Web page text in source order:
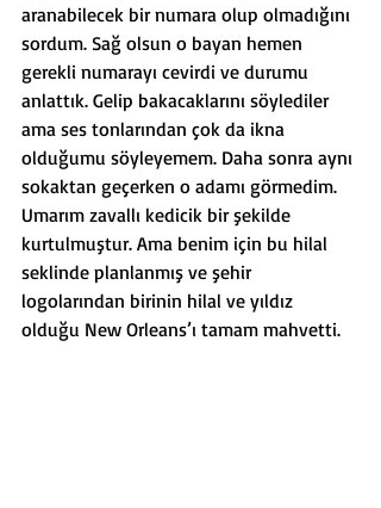
aranabilecek bir numara olup olmadığını
sordum. Sağ olsun o bayan hemen
gerekli numarayı cevirdi ve durumu
anlattık. Gelip bakacaklarını söylediler
ama ses tonlarından çok da ikna
olduğumu söyleyemem. Daha sonra aynı
sokaktan geçerken o adamı görmedim.
Umarım zavallı kedicik bir şekilde
kurtulmuştur. Ama benim için bu hilal
seklinde planlanmış ve şehir
logolarından birinin hilal ve yıldız
olduğu New Orleans’ı tamam mahvetti.